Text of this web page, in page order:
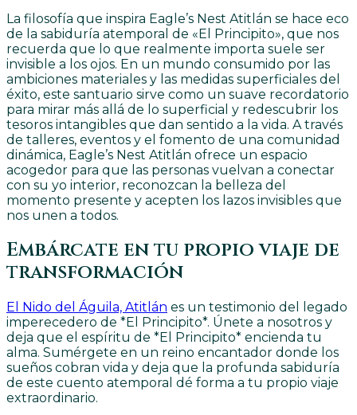
La filosofía que inspira Eagle’s Nest Atitlán se hace eco
de la sabiduría atemporal de «El Principito», que nos
recuerda que lo que realmente importa suele ser
invisible a los ojos. En un mundo consumido por las
ambiciones materiales y las medidas superficiales del
éxito, este santuario sirve como un suave recordatorio
para mirar más allá de lo superficial y redescubrir los
tesoros intangibles que dan sentido a la vida. A través
de talleres, eventos y el fomento de una comunidad
dinámica, Eagle’s Nest Atitlán ofrece un espacio
acogedor para que las personas vuelvan a conectar
con su yo interior, reconozcan la belleza del
momento presente y acepten los lazos invisibles que
nos unen a todos.
Embárcate en tu propio viaje de
transformación
El Nido del Águila, Atitlán es un testimonio del legado
imperecedero de *El Principito*. Únete a nosotros y
deja que el espíritu de *El Principito* encienda tu
alma. Sumérgete en un reino encantador donde los
sueños cobran vida y deja que la profunda sabiduría
de este cuento atemporal dé forma a tu propio viaje
extraordinario.